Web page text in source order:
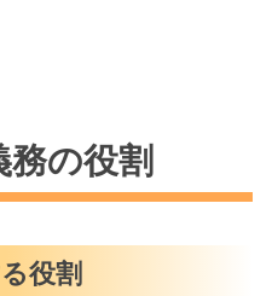
の役割
役割